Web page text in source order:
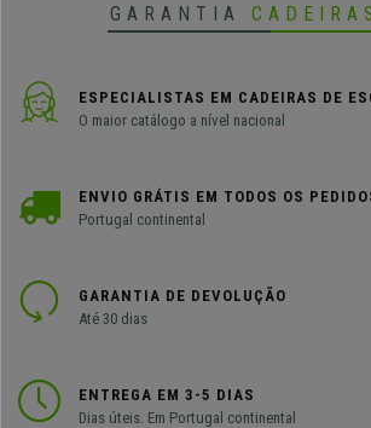
GARANTIA
ESPECIALISTAS EM CADEIRAS DE
O maior catálogo a nível nacional
ENVIO GRÁTIS EM TODOS OS
Portugal continental
GARANTIA DE DEVOLUÇÃO
Até 30 dias
ENTREGA EM 3-5 DIAS
Dias úteis. Em Portugal continental